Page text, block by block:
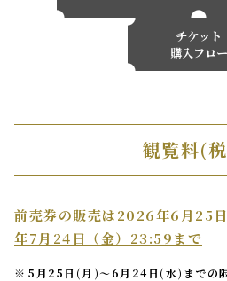
チケット
購入フロー
観覧料(
前売券の販売は2026年6月25
年7月24日（金）23:59まで
5月25日(月)～6月24日(水)までの